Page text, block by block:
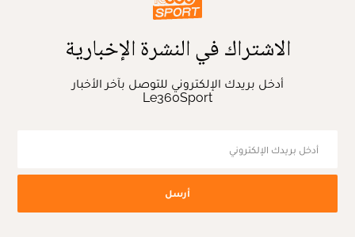
الاشتراك في النشرة الإخبارية
أدخل بريدك الإلكتروني للتوصل بآخر الأخبار
Le360Sport
أرسل